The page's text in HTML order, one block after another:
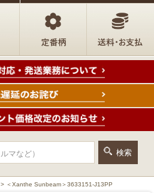
> ＜Xanthe Sunbeam＞3633151-J13PP